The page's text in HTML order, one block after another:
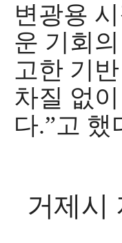
변광용
운 기회
고한 기
차질 없
다.”고 했
거제시